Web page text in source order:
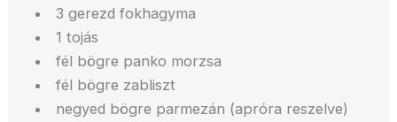
3 gerezd fokhagyma
1 tojás
fél bögre panko morzsa
fél bögre zabliszt
negyed bögre parmezán (apróra reszelve)